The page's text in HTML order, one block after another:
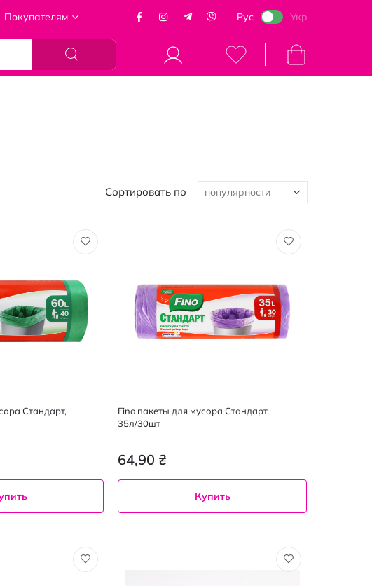
Покупателям Рус Укр
Моя корзина
Сортировать по
Стандарт,
Fino пакеты для мусора Cтандарт,
35л/30шт
64,90 ₴
Купить